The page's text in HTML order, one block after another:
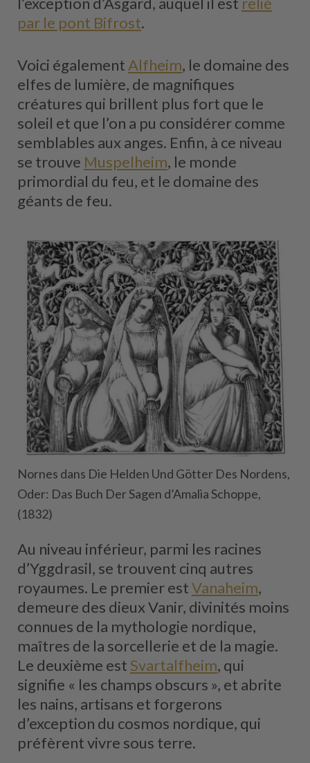
par le pont Bifrost.
Voici également Alfheim, le domaine des
elfes de lumière, de magnifiques
créatures qui brillent plus fort que le
soleil et que l’on a pu considérer comme
semblables aux anges. Enfin, à ce niveau
se trouve Muspelheim, le monde
primordial du feu, et le domaine des
géants de feu.
Nornes dans Die Helden Und Götter Des Nordens,
Oder: Das Buch Der Sagen d’Amalia Schoppe,
(1832)
Au niveau inférieur, parmi les racines
d’Yggdrasil, se trouvent cinq autres
royaumes. Le premier estVanaheim,
demeure des dieux Vanir, divinités moins
connues de la mythologie nordique,
maîtres de la sorcellerie et de la magie.
Le deuxième est Svartalfheim, qui
signifie « les champs obscurs », et abrite
les nains, artisans et forgerons
d’exception du cosmos nordique, qui
préfèrent vivre sous terre.